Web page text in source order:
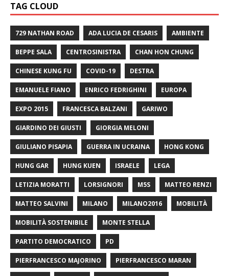
TAG CLOUD
729 NATHAN ROAD ADA LUCIA DE CESARIS AMBIENTE
BEPPE SALA CENTROSINISTRA CHAN HON CHUNG
CHINESE KUNG FU COVID-19 DESTRA
EMANUELE FIANO ENRICO FEDRIGHINI EUROPA
EXPO 2015 FRANCESCA BALZANI GARIWO
GIARDINO DEI GIUSTI GIORGIA MELONI
GIULIANO PISAPIA GUERRA IN UCRAINA HONG KONG
HUNG GAR HUNG KUEN ISRAELE LEGA
LETIZIA MORATTI LORSIGNORI M5S MATTEO RENZI
MATTEO SALVINI MILANO MILANO2016 MOBILITÀ
MOBILITÀ SOSTENIBILE MONTE STELLA
PARTITO DEMOCRATICO PD
PIERFRANCESCO MAJORINO PIERFRANCESCO MARAN